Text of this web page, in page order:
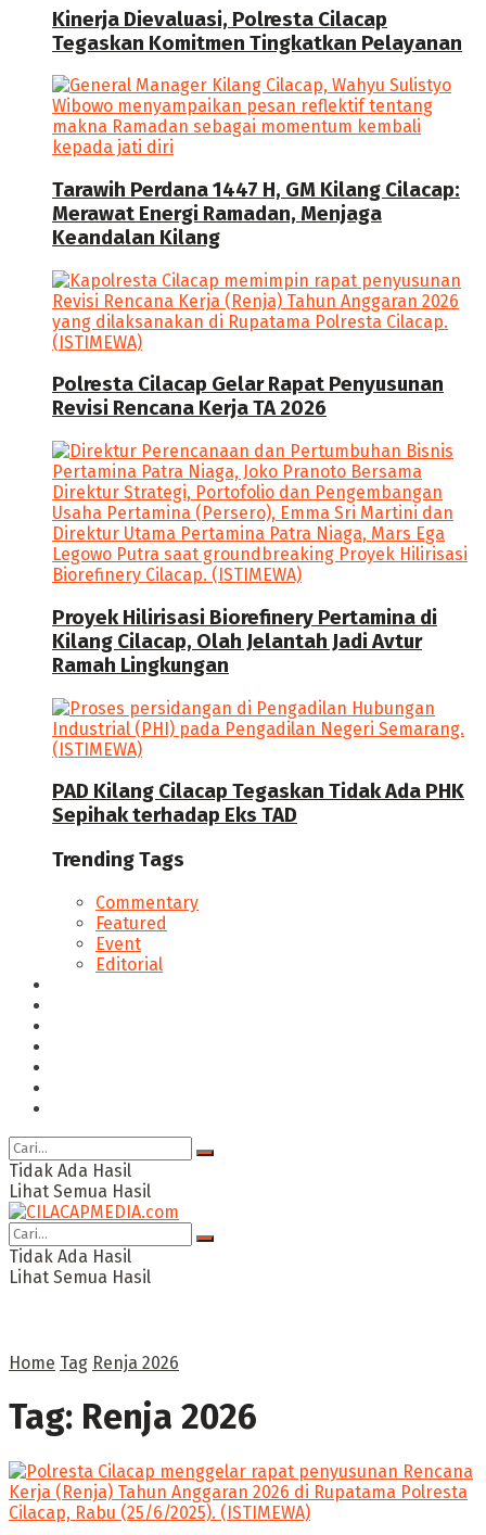
Kinerja Dievaluasi, Polresta Cilacap
Tegaskan Komitmen Tingkatkan Pelayanan
Tarawih Perdana 1447 H, GM Kilang Cilacap:
Merawat Energi Ramadan, Menjaga
Keandalan Kilang
Polresta Cilacap Gelar Rapat Penyusunan
Revisi Rencana Kerja TA 2026
Proyek Hilirisasi Biorefinery Pertamina di
Kilang Cilacap, Olah Jelantah Jadi Avtur
Ramah Lingkungan
PAD Kilang Cilacap Tegaskan Tidak Ada PHK
Sepihak terhadap Eks TAD
Trending Tags
Commentary
Featured
Event
Editorial
Tidak Ada Hasil
Lihat Semua Hasil
Tidak Ada Hasil
Lihat Semua Hasil
Home Tag Renja 2026
Tag: Renja 2026